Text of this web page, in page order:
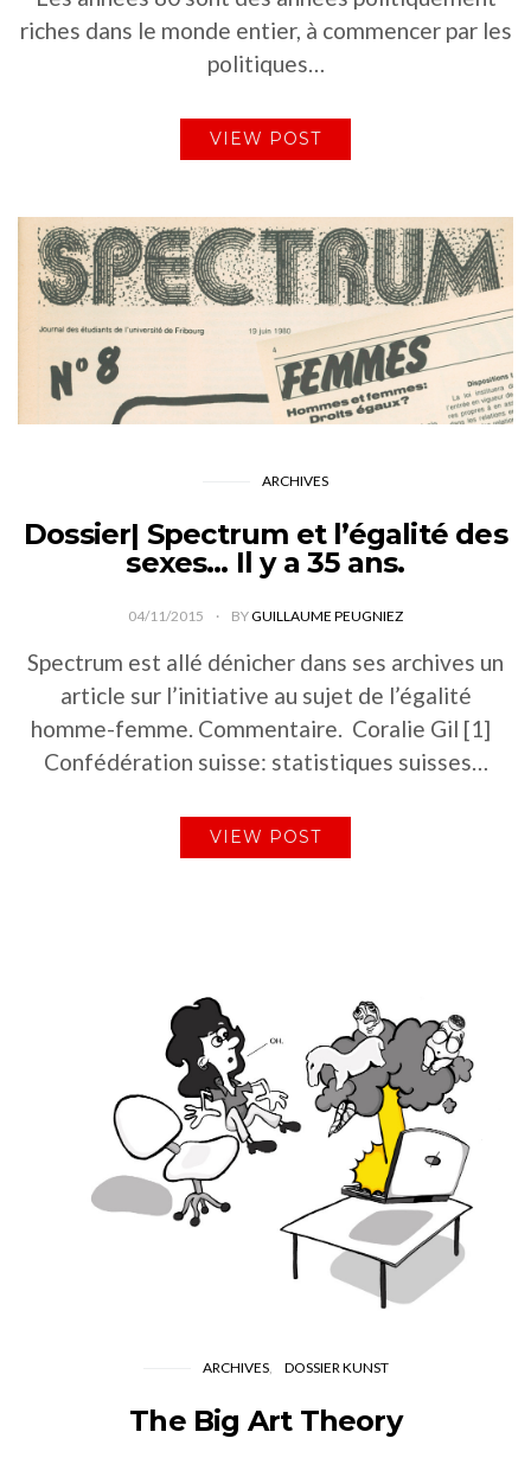
riches dans le monde entier, à commencer par les
politiques…
VIEW POST
ARCHIVES
Dossier| Spectrum et l’égalité des
sexes… Il y a 35 ans.
04/11/2015 BYGUILLAUME PEUGNIEZ
Spectrum est allé dénicher dans ses archives un
article sur l’initiative au sujet de l’égalité
homme-femme. Commentaire. Coralie Gil [1]
Confédération suisse: statistiques suisses…
VIEW POST
ARCHIVES DOSSIER KUNST
The Big Art Theory